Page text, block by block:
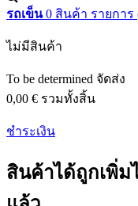
รถเข็น 0 สินค้า รายการ
ไม่มีสินค้า
To be determined จัดส่ง
0,00 € รวมทั้งสิ้น
ชำระเงิน
สินค้าได้ถูกเพิ่